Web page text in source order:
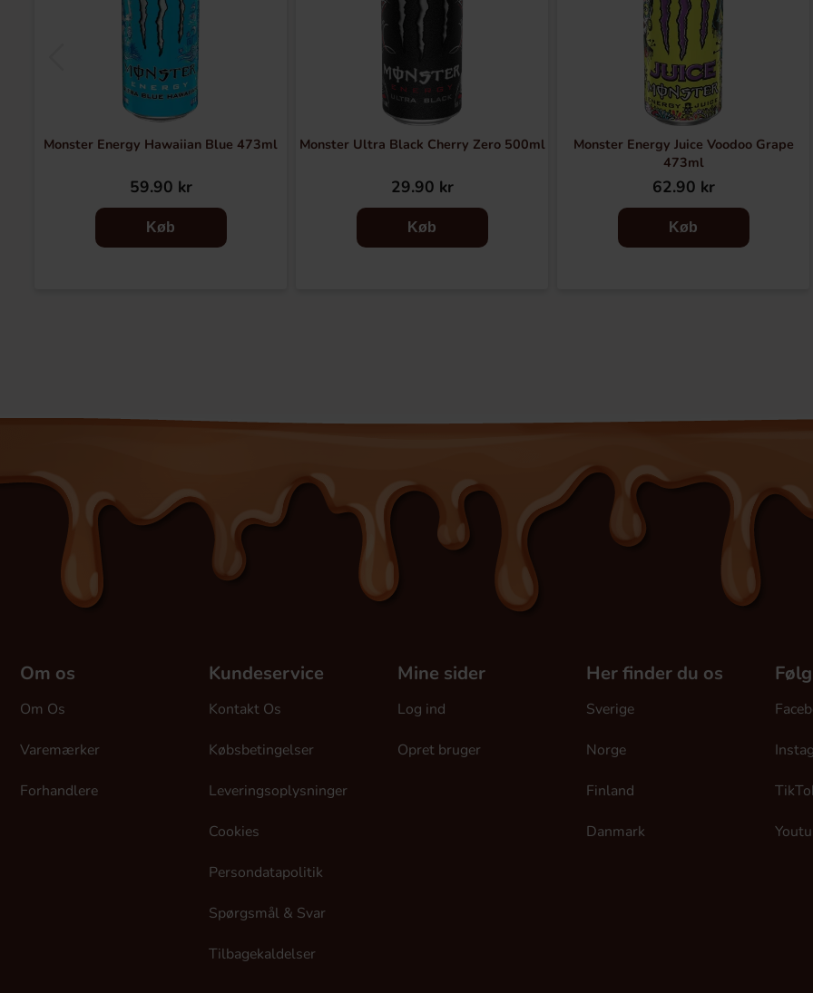
Monster Energy Hawaiian Blue 473ml
59.90 kr
Køb
Monster Ultra Black Cherry Zero 500ml
29.90 kr
Køb
Monster Energy Juice Voodoo Grape
473ml
62.90 kr
Køb
Om os
Om Os
Varemærker
Forhandlere
Kundeservice
Kontakt Os
Købsbetingelser
Leveringsoplysninger
Cookies
Persondatapolitik
Spørgsmål & Svar
Tilbagekaldelser
Mine sider
Log ind
Opret bruger
Her finder du os
Sverige
Norge
Finland
Danmark